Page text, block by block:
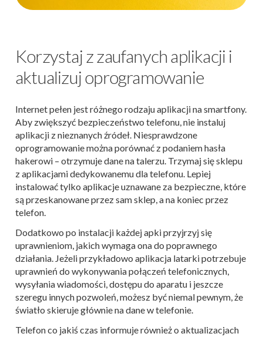
Korzystaj z zaufanych aplikacji i
aktualizuj oprogramowanie
Internet pełen jest różnego rodzaju aplikacji na smartfony.
Aby zwiększyć bezpieczeństwo telefonu, nie instaluj
aplikacji z nieznanych źródeł. Niesprawdzone
oprogramowanie można porównać z podaniem hasła
hakerowi – otrzymuje dane na talerzu. Trzymaj się sklepu
z aplikacjami dedykowanemu dla telefonu. Lepiej
instalować tylko aplikacje uznawane za bezpieczne, które
są przeskanowane przez sam sklep, a na koniec przez
telefon.
Dodatkowo po instalacji każdej apki przyjrzyj się
uprawnieniom, jakich wymaga ona do poprawnego
działania. Jeżeli przykładowo aplikacja latarki potrzebuje
uprawnień do wykonywania połączeń telefonicznych,
wysyłania wiadomości, dostępu do aparatu i jeszcze
szeregu innych pozwoleń, możesz być niemal pewnym, że
światło skieruje głównie na dane w telefonie.
Telefon co jakiś czas informuje również o aktualizacjach